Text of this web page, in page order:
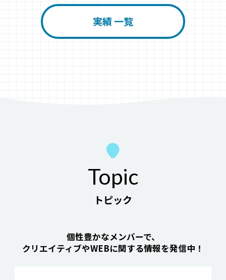
実績 一覧
Topic
トピック
個性豊かなメンバーで、
クリエイティブやWEBに関する情報を発信中！